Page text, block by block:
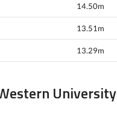
14.50m
13.51m
13.29m
University